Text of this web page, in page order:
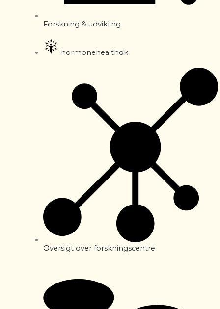
Forskning & udvikling
hormonehealthdk
Oversigt over forskningscentre